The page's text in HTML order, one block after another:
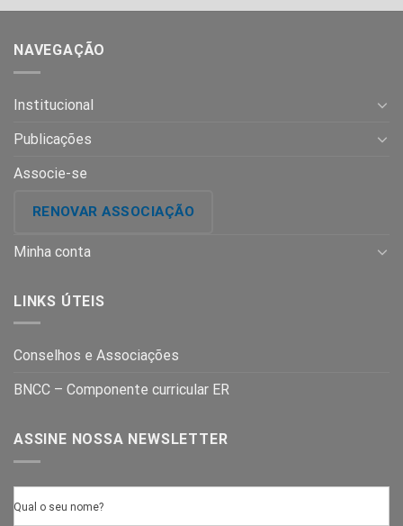
NAVEGAÇÃO
Institucional
Publicações
Associe-se
RENOVAR ASSOCIAÇÃO
Minha conta
LINKS ÚTEIS
Conselhos e Associações
BNCC – Componente curricular ER
ASSINE NOSSA NEWSLETTER
Qual o seu nome?